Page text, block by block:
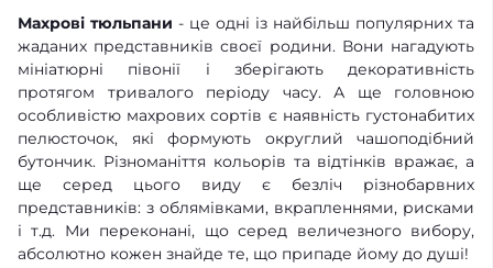
Махрові тюльпани - це одні із найбільш популярних та
жаданих представників своєї родини. Вони нагадують
мініатюрні півонії і зберігають декоративність
протягом тривалого періоду часу. А ще головною
особливістю махрових сортів є наявність густонабитих
пелюсточок, які формують округлий чашоподібний
бутончик. Різноманіття кольорів та відтінків вражає, а
ще серед цього виду є безліч різнобарвних
представників: з облямівками, вкрапленнями, рисками
і т.д. Ми переконані, що серед величезного вибору,
абсолютно кожен знайде те, що припаде йому до душі!